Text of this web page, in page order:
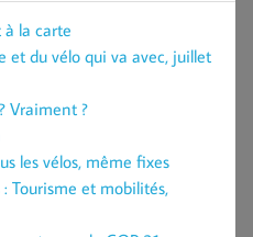
à la carte
et du vélo qui va avec, juillet
Vraiment ?
les vélos, même fixes
Tourisme et mobilités,